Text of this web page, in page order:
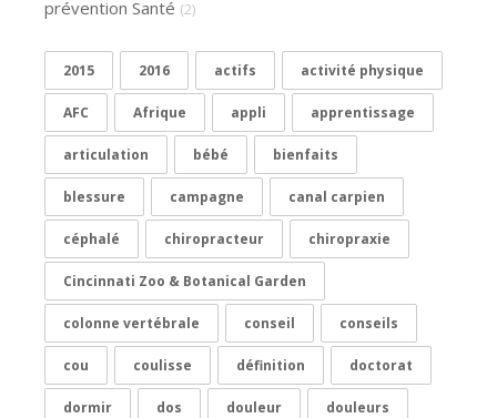
prévention Santé (2)
2015 2016 actifs activité physique
AFC Afrique appli apprentissage
articulation bébé bienfaits
blessure campagne canal carpien
céphalé chiropracteur chiropraxie
Cincinnati Zoo & Botanical Garden
colonne vertébrale conseil conseils
cou coulisse définition doctorat
dormir dos douleur douleurs